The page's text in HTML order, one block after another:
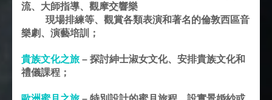
流、大師指導、觀摩交響樂
現場排練等、觀賞各類表演和著名的倫敦西區音
樂劇、演藝培訓；
貴族文化之旅 – 探討紳士淑女文化、安排貴族文化和
禮儀課程；